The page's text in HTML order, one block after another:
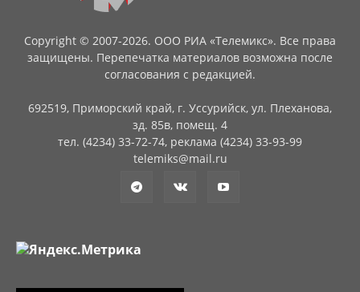
Copyright © 2007-2026. ООО РИА «Телемикс». Все права
защищены. Перепечатка материалов возможна после
согласования с редакцией.
692519, Приморский край, г. Уссурийск, ул. Плеханова,
зд. 85в, помещ. 4
тел. (4234) 33-72-74, реклама (4234) 33-93-99
telemiks@mail.ru